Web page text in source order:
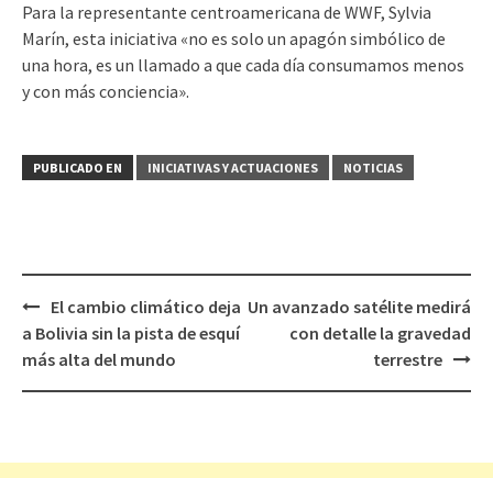
Para la representante centroamericana de WWF, Sylvia
Marín, esta iniciativa «no es solo un apagón simbólico de
una hora, es un llamado a que cada día consumamos menos
y con más conciencia».
PUBLICADO EN INICIATIVAS Y ACTUACIONES NOTICIAS
Navegación
de
El cambio climático deja
a Bolivia sin la pista de esquí
más alta del mundo
Un avanzado satélite medirá
con detalle la gravedad
terrestre